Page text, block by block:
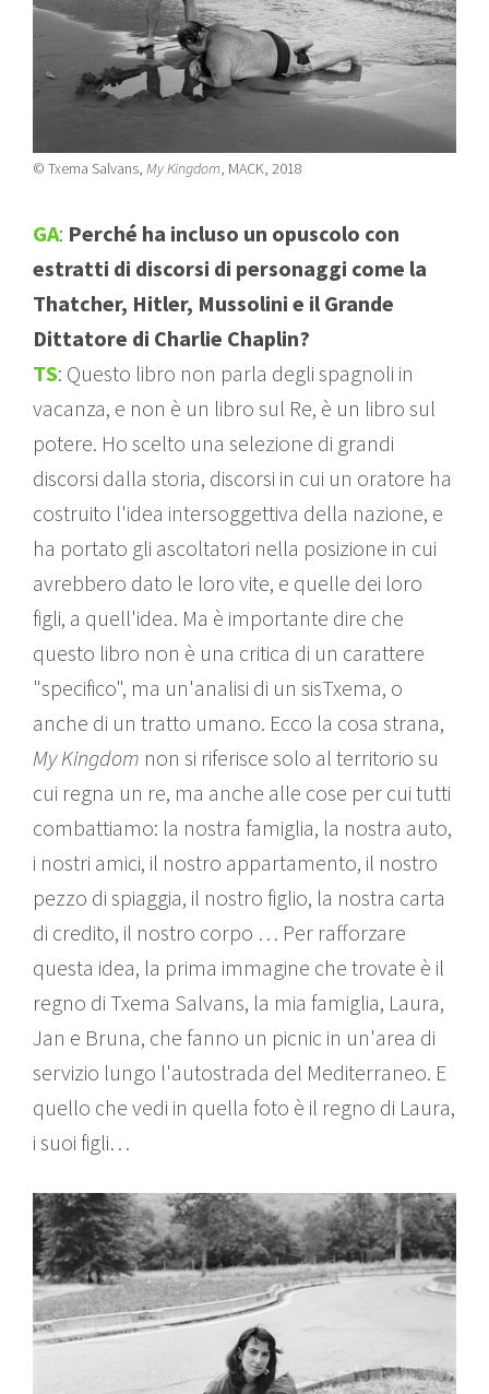
© Txema Salvans, My Kingdom, MACK, 2018
GA: Perché ha incluso un opuscolo con
estratti di discorsi di personaggi come la
Thatcher, Hitler, Mussolini e il Grande
Dittatore di Charlie Chaplin?
TS: Questo libro non parla degli spagnoli in
vacanza, e non è un libro sul Re, è un libro sul
potere. Ho scelto una selezione di grandi
discorsi dalla storia, discorsi in cui un oratore ha
costruito l'idea intersoggettiva della nazione, e
ha portato gli ascoltatori nella posizione in cui
avrebbero dato le loro vite, e quelle dei loro
figli, a quell'idea. Ma è importante dire che
questo libro non è una critica di un carattere
"specifico", ma un'analisi di un sisTxema, o
anche di un tratto umano. Ecco la cosa strana,
My Kingdom non si riferisce solo al territorio su
cui regna un re, ma anche alle cose per cui tutti
combattiamo: la nostra famiglia, la nostra auto,
i nostri amici, il nostro appartamento, il nostro
pezzo di spiaggia, il nostro figlio, la nostra carta
di credito, il nostro corpo … Per rafforzare
questa idea, la prima immagine che trovate è il
regno di Txema Salvans, la mia famiglia, Laura,
Jan e Bruna, che fanno un picnic in un'area di
servizio lungo l'autostrada del Mediterraneo. E
quello che vedi in quella foto è il regno di Laura,
i suoi figli…